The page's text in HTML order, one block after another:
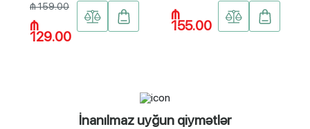
₼ 159.00
₼
129.00
₼
155.00
İnanılmaz uyğun qiymətlər